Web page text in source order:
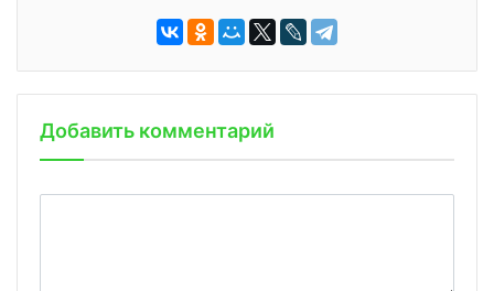
Добавить комментарий